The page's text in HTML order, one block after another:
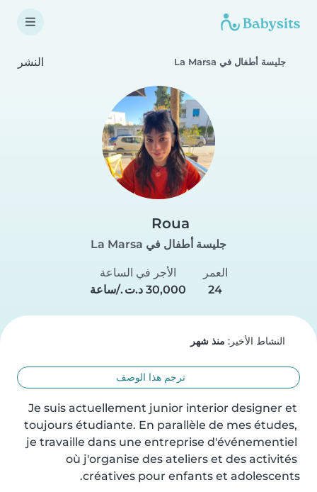
جليسة أطفال في La Marsa النشر
Roua
جليسة أطفال في La Marsa
العمر
24
الأجر في الساعة
النشاط الأخير: منذ شهر
ترجم هذا الوصف
Je suis actuellement junior interior designer et
toujours étudiante. En parallèle de mes études,
je travaille dans une entreprise d'événementiel
où j'organise des ateliers et des activités